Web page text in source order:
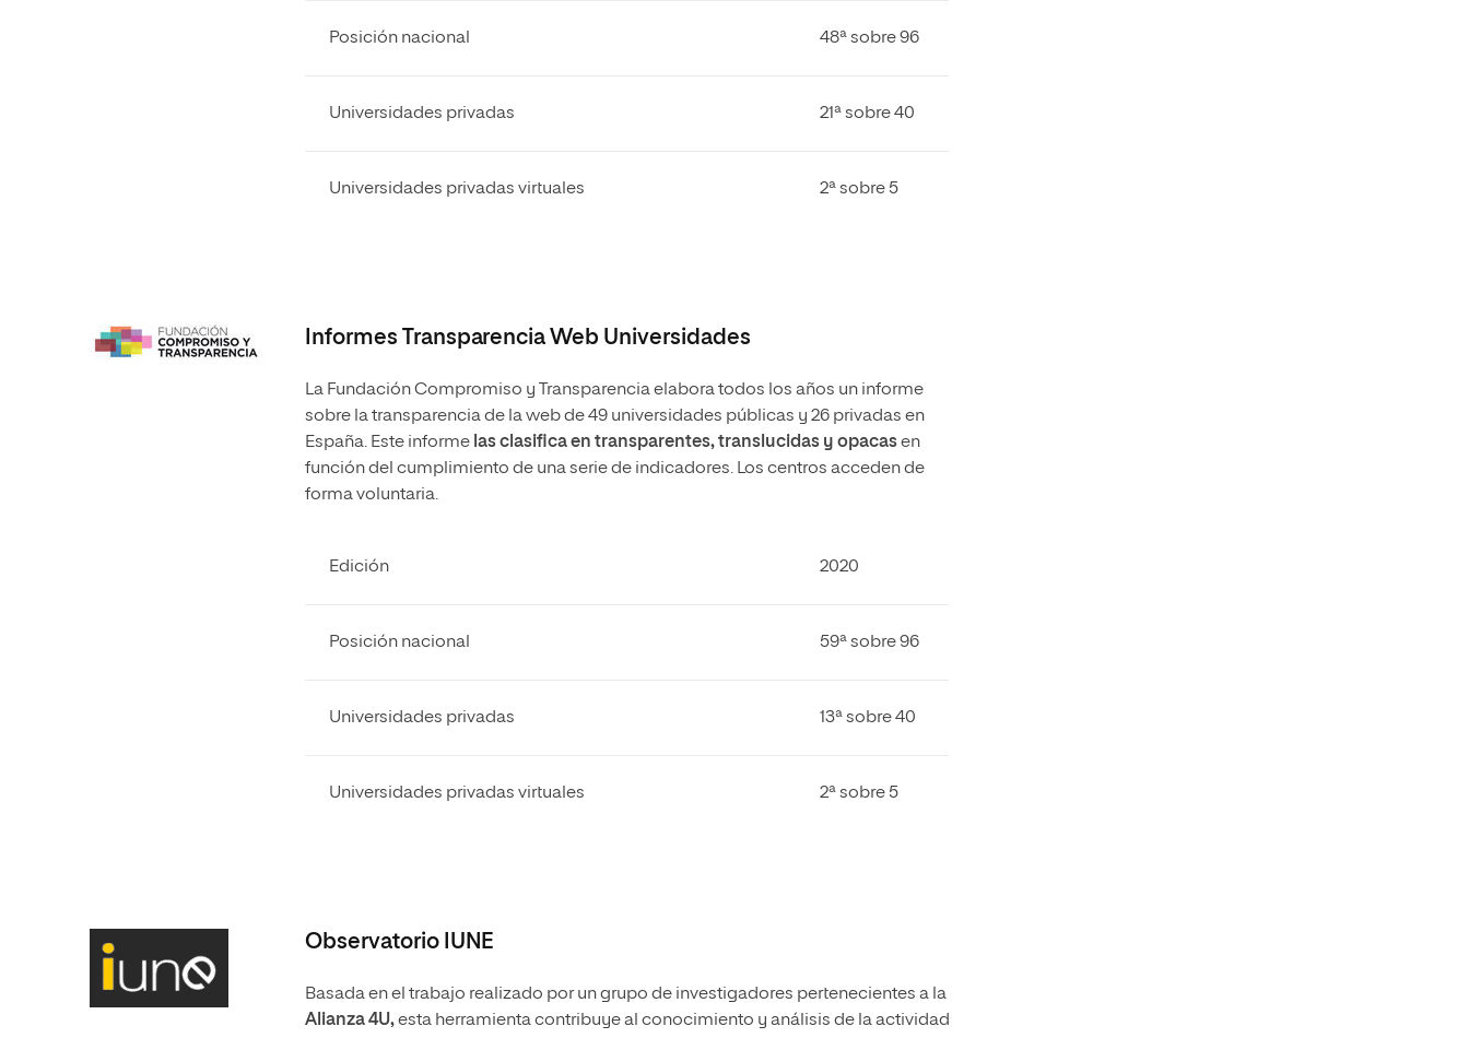
Posición nacional 48ª sobre 96
Universidades privadas 21ª sobre 40
Universidades privadas virtuales 2ª sobre 5
Informes Transparencia Web Universidades
La Fundación Compromiso y Transparencia elabora todos los años un informe
sobre la transparencia de la web de 49 universidades públicas y 26 privadas en
España. Este informelas clasifica en transparentes, translucidas y opacasen
función del cumplimiento de una serie de indicadores. Los centros acceden de
forma voluntaria.
Edición 2020
Posición nacional 59ª sobre 96
Universidades privadas 13ª sobre 40
Universidades privadas virtuales 2ª sobre 5
Observatorio IUNE
Basada en el trabajo realizado por un grupo de investigadores pertenecientes a la
Alianza 4U,esta herramienta contribuye al conocimiento y análisis de la actividad